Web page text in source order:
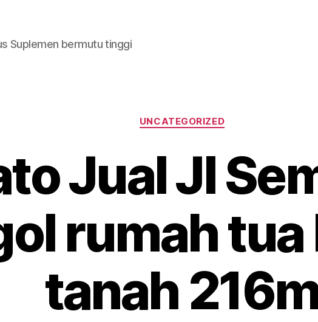
Suplemen bermutu tinggi
Categories
UNCATEGORIZED
Jual Jl
rumah
tanah